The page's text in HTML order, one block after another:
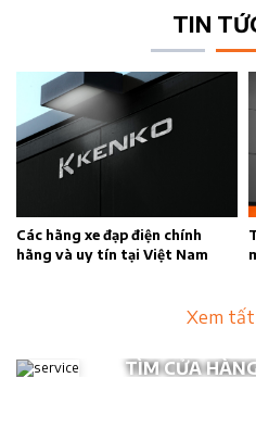
TIN
Các hãng xe đạp điện chính
hãng và uy tín tại Việt Nam
Xem tất
TÌM CỬA